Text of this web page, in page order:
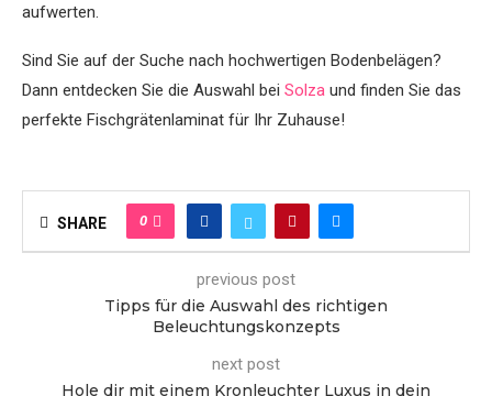
aufwerten.
Sind Sie auf der Suche nach hochwertigen Bodenbelägen?
Dann entdecken Sie die Auswahl bei Solza und finden Sie das
perfekte Fischgrätenlaminat für Ihr Zuhause!
SHARE 0
previous post
Tipps für die Auswahl des richtigen
Beleuchtungskonzepts
next post
Hole dir mit einem Kronleuchter Luxus in dein